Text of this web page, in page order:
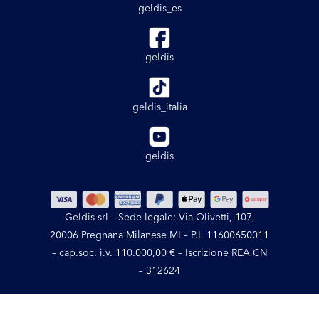
geldis_es
geldis
geldis_italia
geldis
Geldis srl – Sede legale: Via Olivetti, 107,
20006 Pregnana Milanese MI – P.I. 11600650011
– cap.soc. i.v. 110.000,00 € – Iscrizione REA CN
– 312624